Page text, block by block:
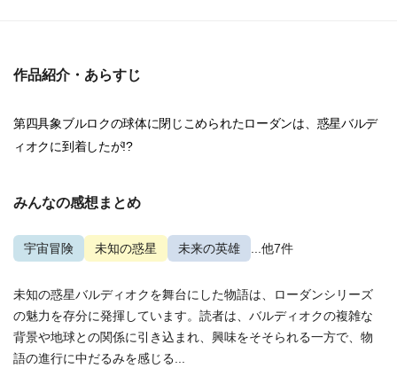
作品紹介・あらすじ
第四具象ブルロクの球体に閉じこめられたローダンは、惑星バルデ
ィオクに到着したが!?
みんなの感想まとめ
宇宙冒険 未知の惑星 未来の英雄 ...他7件
未知の惑星バルディオクを舞台にした物語は、ローダンシリーズ
の魅力を存分に発揮しています。読者は、バルディオクの複雑な
背景や地球との関係に引き込まれ、興味をそそられる一方で、物
語の進行に中だるみを感じる...